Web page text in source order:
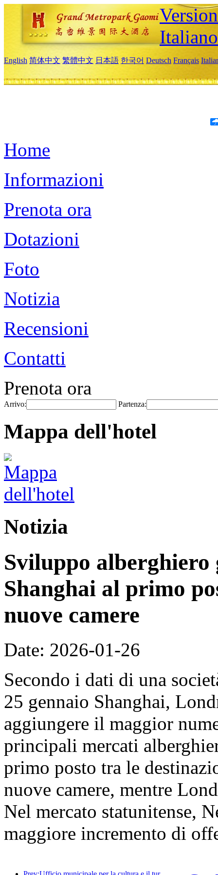
Italiano
English 简体中文 繁體中文 日本語 한국어 Deutsch Français
Home
Informazioni
Prenota ora
Dotazioni
Foto
Notizia
Recensioni
Contatti
Prenota ora
Arrivo: Partenza:
Mappa dell'hotel
Notizia
Sviluppo alberghiero
Shanghai al primo
nuove camere
Date: 2026-01-26
Secondo i dati di una
25 gennaio Shanghai,
aggiungere il maggior
principali mercati
primo posto tra le
nuove camere, mentre
Nel mercato statunitense,
maggiore incremento di